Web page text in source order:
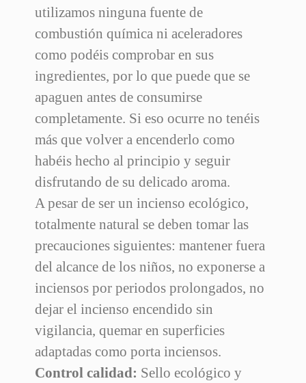
utilizamos ninguna fuente de
combustión química ni aceleradores
como podéis comprobar en sus
ingredientes, por lo que puede que se
apaguen antes de consumirse
completamente. Si eso ocurre no tenéis
más que volver a encenderlo como
habéis hecho al principio y seguir
disfrutando de su delicado aroma.
A pesar de ser un incienso ecológico,
totalmente natural se deben tomar las
precauciones siguientes: mantener fuera
del alcance de los niños, no exponerse a
inciensos por periodos prolongados, no
dejar el incienso encendido sin
vigilancia, quemar en superficies
adaptadas como porta inciensos.
Control calidad: Sello ecológico y